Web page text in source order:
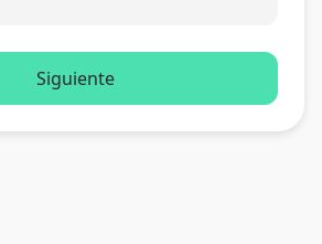
Siguiente